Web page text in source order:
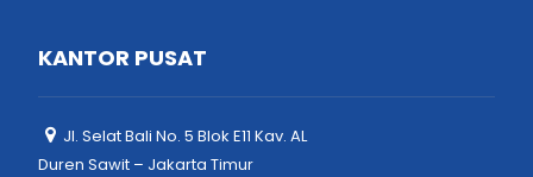
KANTOR PUSAT
Jl. Selat Bali No. 5 Blok E11 Kav. AL
Duren Sawit – Jakarta Timur